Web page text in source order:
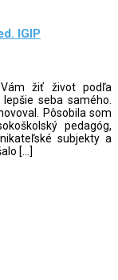
IGIP
žiť život podľa
seba samého.
Pôsobila som
pedagóg,
subjekty a
[…]